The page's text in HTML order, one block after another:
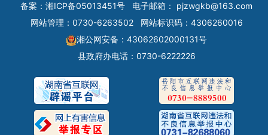
备案： 湘ICP备05013451号 电子邮箱： pjzwgkb@163.com
网站管理：0730-6263502
网站标识码：4306260016
湘公网安备：43062602000131号
县政府办电话：0730-6222226